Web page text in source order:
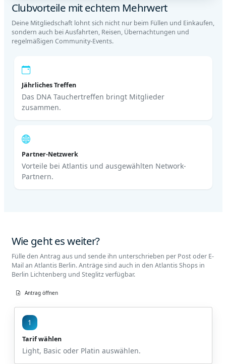
Clubvorteile mit echtem Mehrwert
Deine Mitgliedschaft lohnt sich nicht nur beim Füllen und Einkaufen,
sondern auch bei Ausfahrten, Reisen, Übernachtungen und
regelmäßigen Community-Events.
Jährliches Treffen
Das DNA Tauchertreffen bringt Mitglieder
zusammen.
Partner-Netzwerk
Vorteile bei Atlantis und ausgewählten Network-
Partnern.
Wie geht es weiter?
Fülle den Antrag aus und sende ihn unterschrieben per Post oder E-
Mail an Atlantis Berlin. Anträge sind auch in den Atlantis Shops in
Berlin Lichtenberg und Steglitz verfügbar.
Antrag öffnen
1
Tarif wählen
Light, Basic oder Platin auswählen.